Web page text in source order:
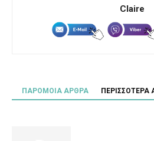
Claire
ΠΑΡΟΜΟΙΑ ΑΡΘΡΑ